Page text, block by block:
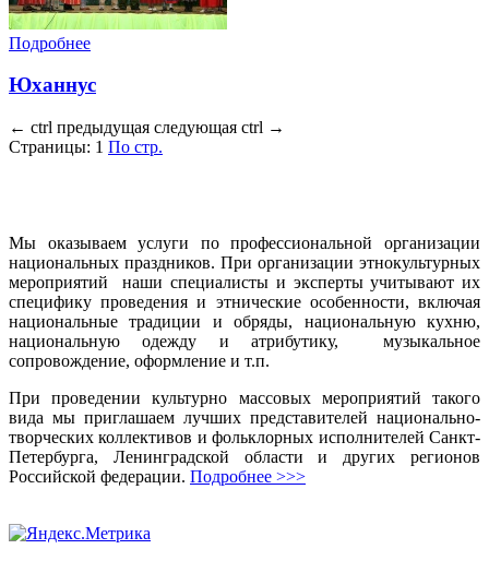
Подробнее
Юханнус
← ctrl предыдущая следующая ctrl →
Страницы: 1 По стр.
Мы оказываем услуги по профессиональной организации
национальных праздников. При организации этнокультурных
мероприятий наши специалисты и эксперты учитывают их
специфику проведения и этнические особенности, включая
национальные традиции и обряды, национальную кухню,
национальную одежду и атрибутику, музыкальное
сопровождение, оформление и т.п.
При проведении культурно массовых мероприятий такого
вида мы приглашаем лучших представителей национально-
творческих коллективов и фольклорных исполнителей Санкт-
Петербурга, Ленинградской области и других регионов
Российской федерации. Подробнее >>>